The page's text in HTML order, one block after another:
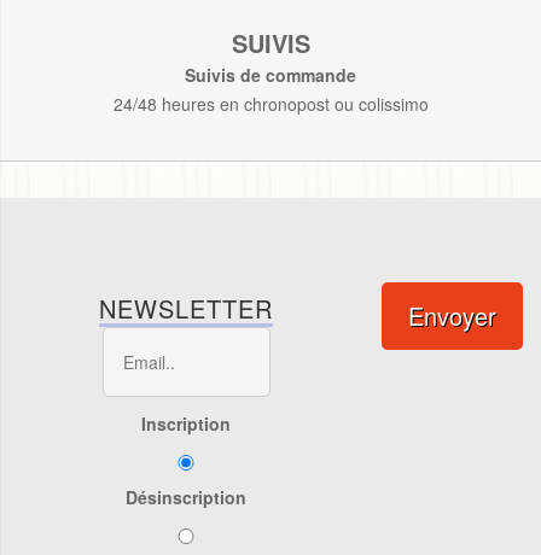
SUIVIS
Suivis de commande
24/48 heures en chronopost ou colissimo
NEWSLETTER
Inscription
Désinscription
Envoyer